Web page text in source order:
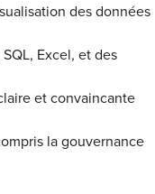
des données
Excel, et des
et convaincante
la gouvernance